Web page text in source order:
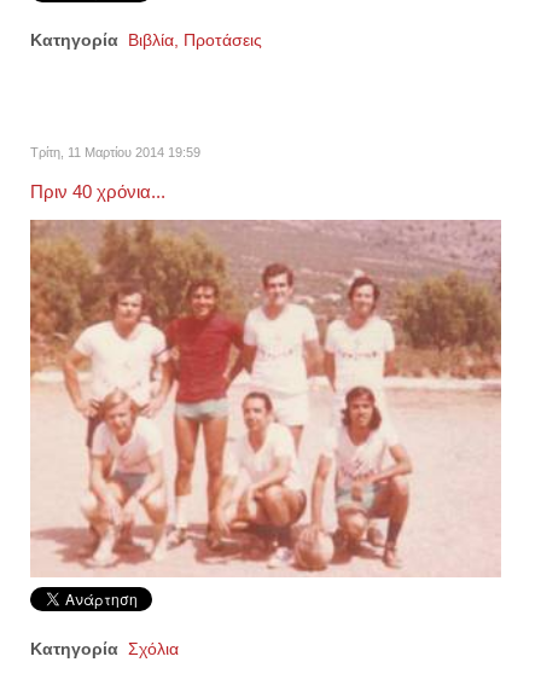
Κατηγορία Βιβλία, Προτάσεις
Τρίτη, 11 Μαρτίου 2014 19:59
Πριν 40 χρόνια...
Κατηγορία Σχόλια